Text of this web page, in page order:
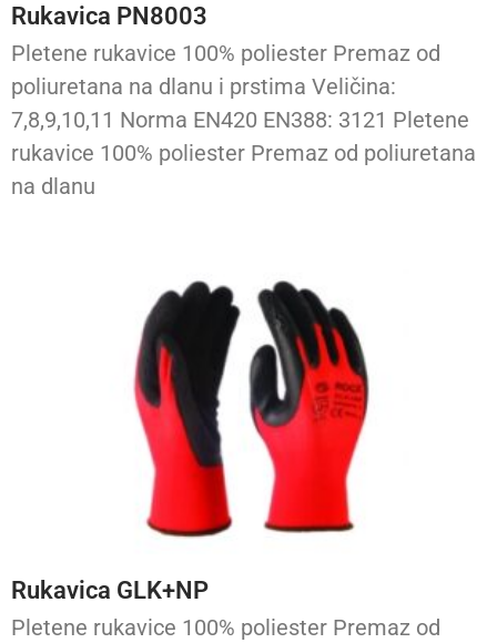
Rukavica PN8003
Pletene rukavice 100% poliester Premaz od
poliuretana na dlanu i prstima Veličina:
7,8,9,10,11 Norma EN420 EN388: 3121 Pletene
rukavice 100% poliester Premaz od poliuretana
na dlanu
Rukavica GLK+NP
Pletene rukavice 100% poliester Premaz od